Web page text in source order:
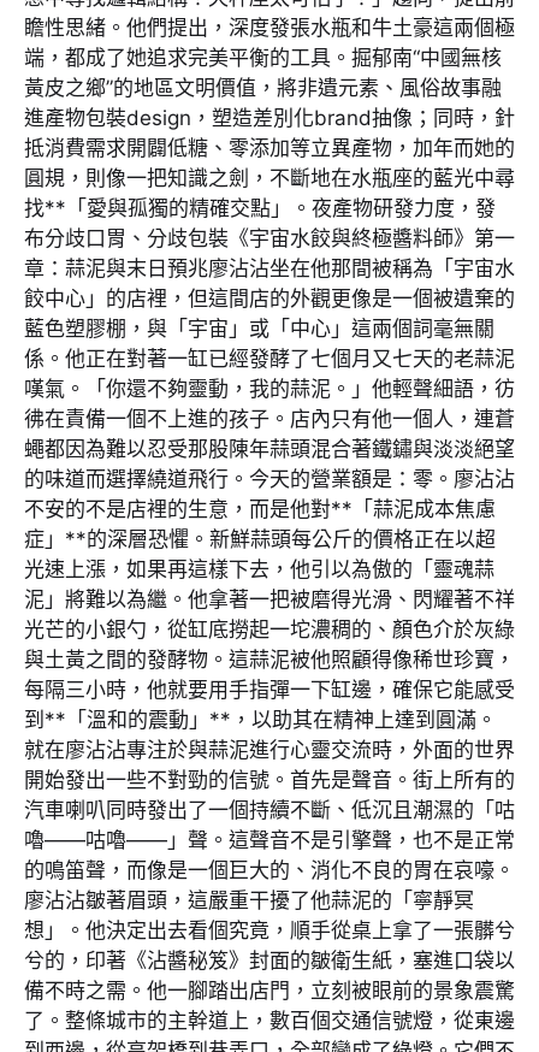
瞻性思緒。他們提出，深度發張水瓶和牛土豪這兩個極
端，都成了她追求完美平衡的工具。掘郁南“中國無核
黃皮之鄉”的地區文明價值，將非遺元素、風俗故事融
進產物包裝design，塑造差別化brand抽像；同時，針
抵消費需求開闢低糖、零添加等立異產物，加年而她的
圓規，則像一把知識之劍，不斷地在水瓶座的藍光中尋
找**「愛與孤獨的精確交點」。夜產物研發力度，發
布分歧口胃、分歧包裝《宇宙水餃與終極醬料師》第一
章：蒜泥與末日預兆廖沾沾坐在他那間被稱為「宇宙水
餃中心」的店裡，但這間店的外觀更像是一個被遺棄的
藍色塑膠棚，與「宇宙」或「中心」這兩個詞毫無關
係。他正在對著一缸已經發酵了七個月又七天的老蒜泥
嘆氣。「你還不夠靈動，我的蒜泥。」他輕聲細語，彷
彿在責備一個不上進的孩子。店內只有他一個人，連蒼
蠅都因為難以忍受那股陳年蒜頭混合著鐵鏽與淡淡絕望
的味道而選擇繞道飛行。今天的營業額是：零。廖沾沾
不安的不是店裡的生意，而是他對**「蒜泥成本焦慮
症」**的深層恐懼。新鮮蒜頭每公斤的價格正在以超
光速上漲，如果再這樣下去，他引以為傲的「靈魂蒜
泥」將難以為繼。他拿著一把被磨得光滑、閃耀著不祥
光芒的小銀勺，從缸底撈起一坨濃稠的、顏色介於灰綠
與土黃之間的發酵物。這蒜泥被他照顧得像稀世珍寶，
每隔三小時，他就要用手指彈一下缸邊，確保它能感受
到**「溫和的震動」**，以助其在精神上達到圓滿。
就在廖沾沾專注於與蒜泥進行心靈交流時，外面的世界
開始發出一些不對勁的信號。首先是聲音。街上所有的
汽車喇叭同時發出了一個持續不斷、低沉且潮濕的「咕
嚕——咕嚕——」聲。這聲音不是引擎聲，也不是正常
的鳴笛聲，而像是一個巨大的、消化不良的胃在哀嚎。
廖沾沾皺著眉頭，這嚴重干擾了他蒜泥的「寧靜冥
想」。他決定出去看個究竟，順手從桌上拿了一張髒兮
兮的，印著《沾醬秘笈》封面的皺衛生紙，塞進口袋以
備不時之需。他一腳踏出店門，立刻被眼前的景象震驚
了。整條城市的主幹道上，數百個交通信號燈，從東邊